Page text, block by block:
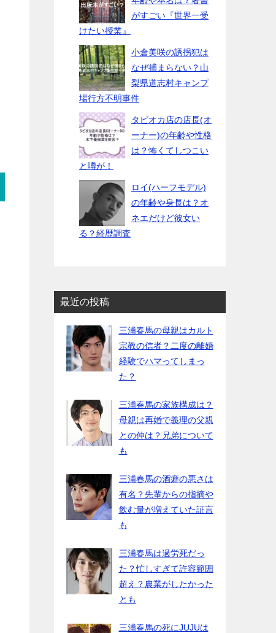
がすごい『世界一受
けたい授業』
小倉美咲の誘拐犯は
なぜ捕まらない？山
梨県道志村キャンプ
場行方不明事件
タピオカ店の店長(オ
ーナー)の年齢や性格
は？怖くてしつこい
と噂が！
ロイ(ハーフモデル)
の年齢や身長は？オ
ネエだけど彼女い
る？経歴調査
最近の投稿
三浦春馬の母親はカルト
宗教の信者？二度の離婚
経験でハマってしまっ
た？
三浦春馬の家族構成は？
母親は再婚で義理の父親
との仲は？兄弟について
も
三浦春馬の酒癖の悪さは
有名？先輩からの指摘や
飲む量が増えていた証言
も
三浦春馬は過労死だっ
た？忙しすぎて許容範囲
超え？農業がしたかった
とも
三浦春馬の死にJUJUは